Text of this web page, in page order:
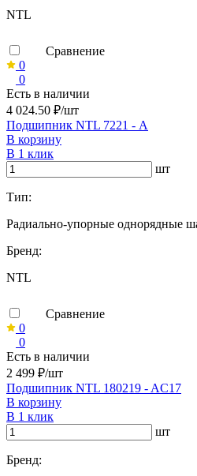
NTL
Сравнение
0
0
Есть в наличии
4 024.50 ₽/шт
Подшипник NTL 7221 - А
В корзину
В 1 клик
шт
Тип:
Радиально-упорные однорядные
Бренд:
NTL
Сравнение
0
0
Есть в наличии
2 499 ₽/шт
Подшипник NTL 180219 - AC17
В корзину
В 1 клик
шт
Бренд: